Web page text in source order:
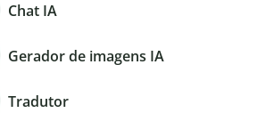
Chat IA
Gerador de imagens IA
Tradutor